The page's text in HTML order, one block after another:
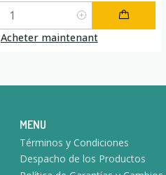
Acheter maintenant
MENU
Términos y Condiciones
Despacho de los Productos